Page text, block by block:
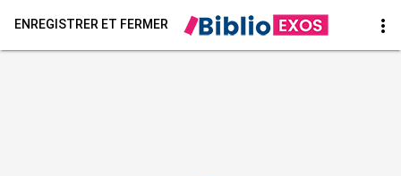
ENREGISTRER ET FERMER more_vert